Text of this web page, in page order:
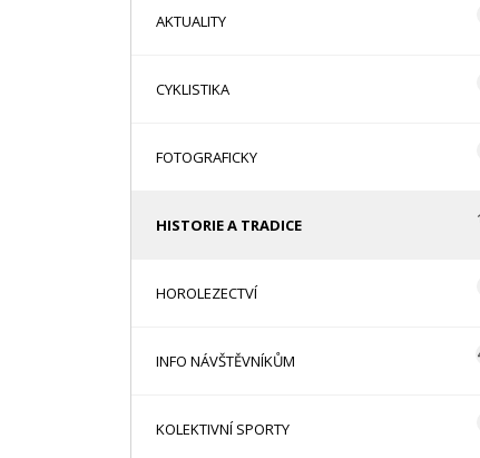
AKTUALITY
CYKLISTIKA
FOTOGRAFICKY
HISTORIE A TRADICE
HOROLEZECTVÍ
INFO NÁVŠTĚVNÍKŮM
KOLEKTIVNÍ SPORTY